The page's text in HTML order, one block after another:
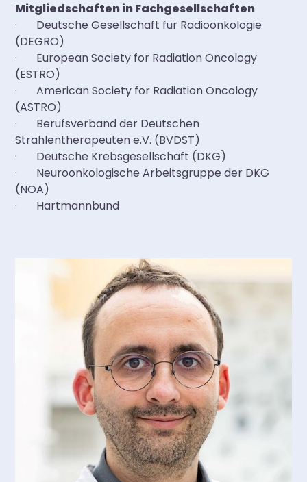
Mitgliedschaften in Fachgesellschaften
· Deutsche Gesellschaft für Radioonkologie
(DEGRO)
· European Society for Radiation Oncology
(ESTRO)
· American Society for Radiation Oncology
(ASTRO)
· Berufsverband der Deutschen
Strahlentherapeuten e.V. (BVDST)
· Deutsche Krebsgesellschaft (DKG)
· Neuroonkologische Arbeitsgruppe der DKG
(NOA)
· Hartmannbund